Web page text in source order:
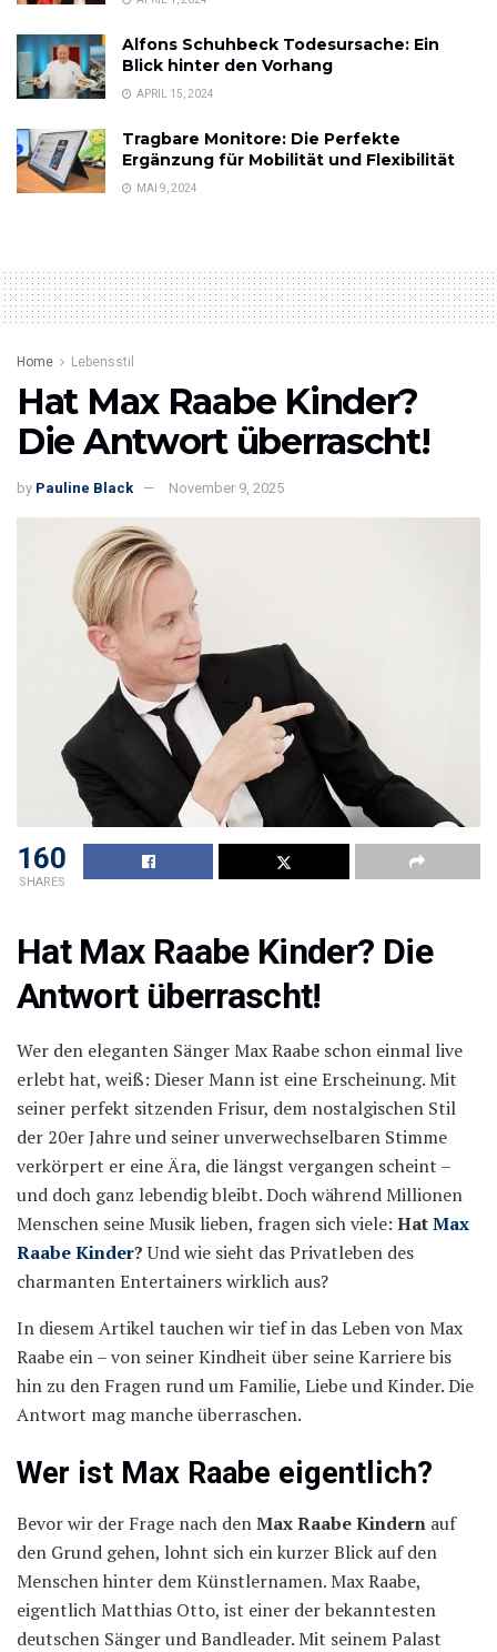
Alfons Schuhbeck Todesursache: Ein
Blick hinter den Vorhang
APRIL 15, 2024
Tragbare Monitore: Die Perfekte
Ergänzung für Mobilität und Flexibilität
MAI 9, 2024
Home Lebensstil
Hat Max Raabe Kinder?
Die Antwort überrascht!
by Pauline Black November 9, 2025
160
SHARES
Hat Max Raabe Kinder? Die
Antwort überrascht!
Wer den eleganten Sänger Max Raabe schon einmal live
erlebt hat, weiß: Dieser Mann ist eine Erscheinung. Mit
seiner perfekt sitzenden Frisur, dem nostalgischen Stil
der 20er Jahre und seiner unverwechselbaren Stimme
verkörpert er eine Ära, die längst vergangen scheint –
und doch ganz lebendig bleibt. Doch während Millionen
Menschen seine Musik lieben, fragen sich viele: HatMax
Raabe Kinder?Und wie sieht das Privatleben des
charmanten Entertainers wirklich aus?
In diesem Artikel tauchen wir tief in das Leben von Max
Raabe ein – von seiner Kindheit über seine Karriere bis
hin zu den Fragen rund um Familie, Liebe und Kinder. Die
Antwort mag manche überraschen.
Wer ist Max Raabe eigentlich?
Bevor wir der Frage nach denMax Raabe Kindern auf
den Grund gehen, lohnt sich ein kurzer Blick auf den
Menschen hinter dem Künstlernamen. Max Raabe,
eigentlich Matthias Otto, ist einer der bekanntesten
deutschen Sänger und Bandleader. Mit seinem Palast